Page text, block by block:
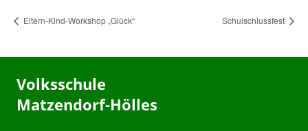
Eltern-Kind-Workshop „Glück“ Schulschlussfest
Volksschule
Matzendorf-Hölles